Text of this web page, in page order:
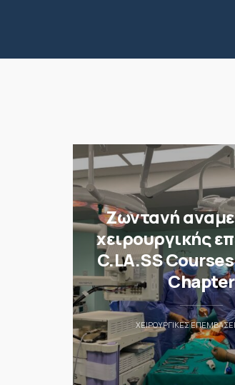
Ζωντανή
χειρουργικής
C.LA.SS
Chapter
ΧΕΙΡΟΥΡΓΙΚΈΣ